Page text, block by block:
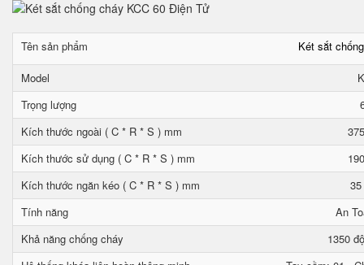
Tên sản phẩm Két sắt
Model
Trọng lượng
Kích thước ngoài ( C * R * S ) mm
Kích thước sử dụng ( C * R * S ) mm
Kích thước ngăn kéo ( C * R * S ) mm
Tính năng
An
Khả năng chống cháy
1350